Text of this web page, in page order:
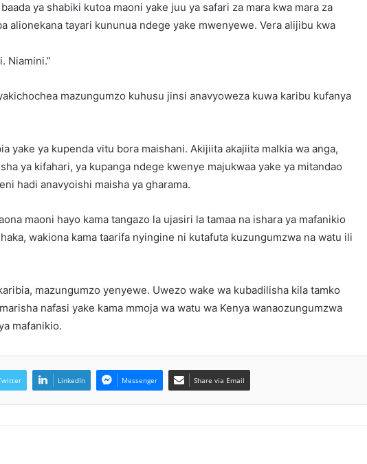
ya shabiki kutoa maoni yake juu ya safari za mara kwa mara za
alionekana tayari kununua ndege yake mwenyewe. Vera alijibu kwa
Niamini.”
mazungumzo kuhusu jinsi anavyoweza kuwa karibu kufanya
yake ya kupenda vitu bora maishani. Akijiita akajiita malkia wa anga,
ya kifahari, ya kupanga ndege kwenye majukwaa yake ya mitandao
hadi anavyoishi maisha ya gharama.
maoni hayo kama tangazo la ujasiri la tamaa na ishara ya mafanikio
wakiona kama taarifa nyingine ni kutafuta kuzungumzwa na watu ili
mazungumzo yenyewe. Uwezo wake wa kubadilisha kila tamko
nafasi yake kama mmoja wa watu wa Kenya wanaozungumzwa
mafanikio.
LinkedIn Messenger Share via Email